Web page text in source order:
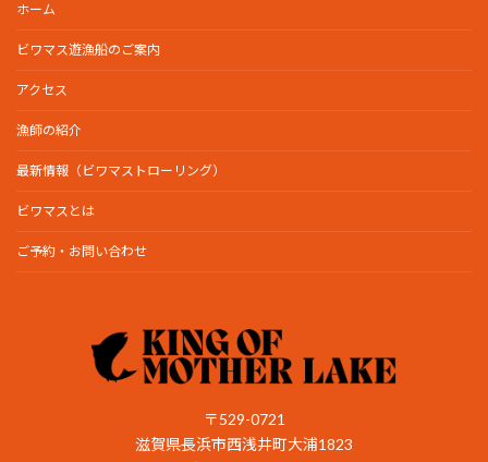
ホーム
ビワマス遊漁船のご案内
アクセス
漁師の紹介
最新情報（ビワマストローリング）
ビワマスとは
ご予約・お問い合わせ
〒529-0721
滋賀県長浜市西浅井町大浦1823